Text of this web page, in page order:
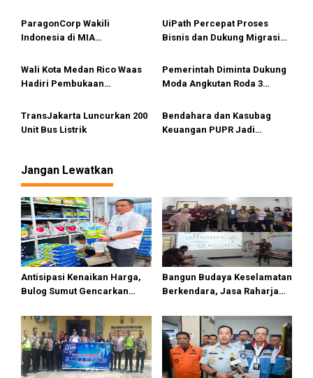
p
o
s
ParagonCorp Wakili
Indonesia di MIA
Conference 2025
UiPath Percepat Proses
Bisnis dan Dukung Migrasi
Wali Kota Medan Rico Waas
Hadiri Pembukaan
Bukittinggi
Pemerintah Diminta Dukung
Moda Angkutan Roda 3
TransJakarta Luncurkan 200
Unit Bus Listrik
Bendahara dan Kasubag
Keuangan PUPR Jadi
Jangan Lewatkan
Antisipasi Kenaikan Harga,
Bulog Sumut Gencarkan
Premium
Bangun Budaya Keselamatan
Berkendara, Jasa Raharja
Pasifik Medan Industri